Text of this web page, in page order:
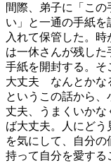
間際、弟子に「こ
い」と一通の手紙を
入れて保管した。
は一休さんが残した
手紙を開封する。
大丈夫 なんとかな
というこの話から
丈夫、うまくいかな
ば大丈夫。人にど
を気にして、自分の
持って自分を愛する